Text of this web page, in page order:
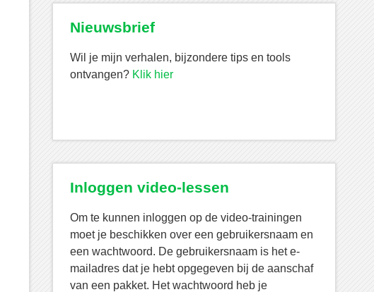
Nieuwsbrief
Wil je mijn verhalen, bijzondere tips en tools
ontvangen? Klik hier
Inloggen video-lessen
Om te kunnen inloggen op de video-trainingen
moet je beschikken over een gebruikersnaam en
een wachtwoord. De gebruikersnaam is het e-
mailadres dat je hebt opgegeven bij de aanschaf
van een pakket. Het wachtwoord heb je